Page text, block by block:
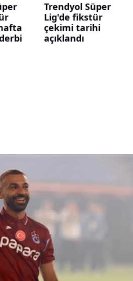
Trendyol Süper
Lig'de fikstür
çekimi tarihi
açıklandı